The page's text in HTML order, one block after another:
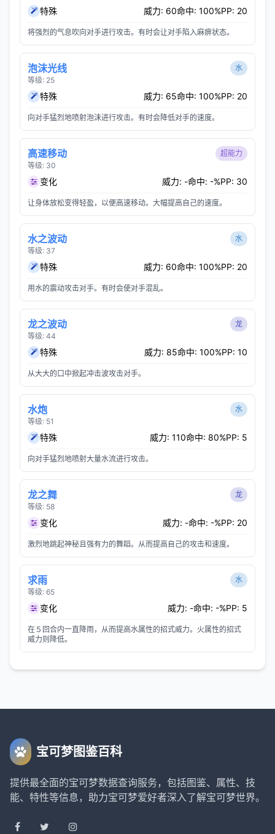
特殊 威力: 60命中: 100%PP: 20
将强烈的气息吹向对手进行攻击。有时会让对手陷入麻痹状态。
泡沫光线
等级: 25
水
特殊 威力: 65命中: 100%PP: 20
向对手猛烈地喷射泡沫进行攻击。有时会降低对手的速度。
高速移动
等级: 30
超能力
变化 威力: -命中: -%PP: 30
让身体放松变得轻盈，以便高速移动。大幅提高自己的速度。
水之波动
等级: 37
水
特殊 威力: 60命中: 100%PP: 20
用水的震动攻击对手。有时会使对手混乱。
龙之波动
等级: 44
龙
特殊 威力: 85命中: 100%PP: 10
从大大的口中掀起冲击波攻击对手。
水炮
等级: 51
水
特殊 威力: 110命中: 80%PP: 5
向对手猛烈地喷射大量水流进行攻击。
龙之舞
等级: 58
龙
变化 威力: -命中: -%PP: 20
激烈地跳起神秘且强有力的舞蹈。从而提高自己的攻击和速度。
求雨
等级: 65
水
变化 威力: -命中: -%PP: 5
在５回合内一直降雨，从而提高水属性的招式威力。火属性的招式
威力则降低。
宝可梦图鉴百科
提供最全面的宝可梦数据查询服务，包括图鉴、属性、技
能、特性等信息，助力宝可梦爱好者深入了解宝可梦世界。